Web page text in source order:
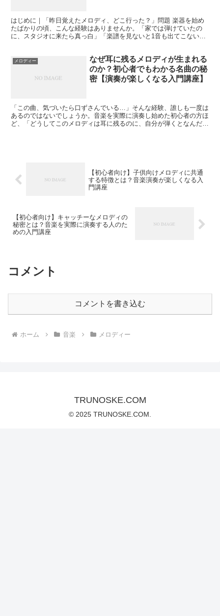
はじめに｜「昨日覚えたメロディ、どこ行った？」問題 楽器を始め
たばかりの頃、こんな経験はありませんか。「家では弾けていたの
に、スタジオに来たら真っ白」「楽譜を見ないと1音も出てこない」
メロディー
なぜ耳に残るメロディが生まれる
のか？初心者でもわかる名曲の秘
密【演奏が楽しくなる入門講座】
「この曲、気づいたら口ずさんでいる…」そんな経験、誰しも一度は
あるのではないでしょうか。音楽を実際に演奏し始めた初心者の方ほ
ど、「どうしてこのメロディは耳に残るのに、自分が弾くとなんだか
【初心者向け】子供向けメロディに共通
する特徴とは？音楽演奏が楽しくなる入
門講座
【初心者向け】キャッチーなメロディの
秘密とは？音楽を実際に演奏する人のた
めの入門講座
コメント
コメントを書き込む
ホーム 音楽 メロディー
TRUNOSKE.COM
© 2025 TRUNOSKE.COM.